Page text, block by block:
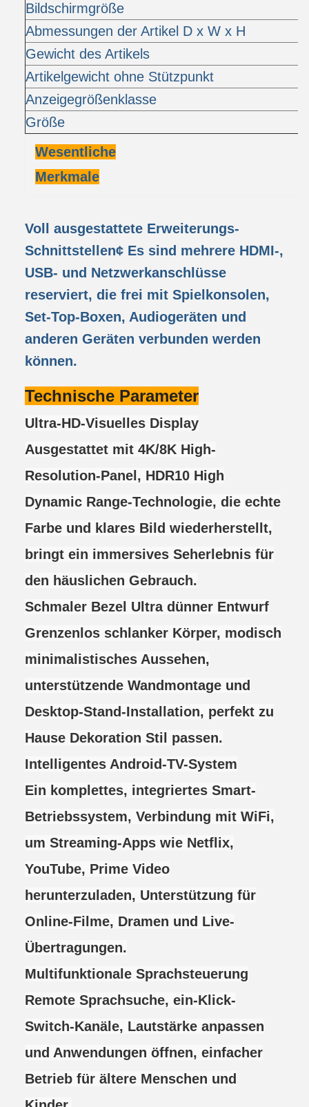
Bildschirmgröße
Abmessungen der Artikel D x W x H
Gewicht des Artikels
Artikelgewicht ohne Stützpunkt
Anzeigegrößenklasse
Größe
Wesentliche
Merkmale
Voll ausgestattete Erweiterungs-
Schnittstellen¢ Es sind mehrere HDMI-,
USB- und Netzwerkanschlüsse
reserviert, die frei mit Spielkonsolen,
Set-Top-Boxen, Audiogeräten und
anderen Geräten verbunden werden
können.
Technische Parameter
Ultra-HD-Visuelles Display
Ausgestattet mit 4K/8K High-
Resolution-Panel, HDR10 High
Dynamic Range-Technologie, die echte
Farbe und klares Bild wiederherstellt,
bringt ein immersives Seherlebnis für
den häuslichen Gebrauch.
Schmaler Bezel Ultra dünner Entwurf
Grenzenlos schlanker Körper, modisch
minimalistisches Aussehen,
unterstützende Wandmontage und
Desktop-Stand-Installation, perfekt zu
Hause Dekoration Stil passen.
Intelligentes Android-TV-System
Ein komplettes, integriertes Smart-
Betriebssystem, Verbindung mit WiFi,
um Streaming-Apps wie Netflix,
YouTube, Prime Video
herunterzuladen, Unterstützung für
Online-Filme, Dramen und Live-
Übertragungen.
Multifunktionale Sprachsteuerung
Remote Sprachsuche, ein-Klick-
Switch-Kanäle, Lautstärke anpassen
und Anwendungen öffnen, einfacher
Betrieb für ältere Menschen und